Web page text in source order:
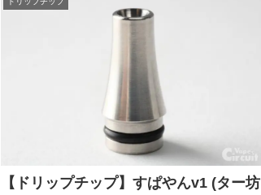
【ドリップチップ】すぱやんv1 (ター坊